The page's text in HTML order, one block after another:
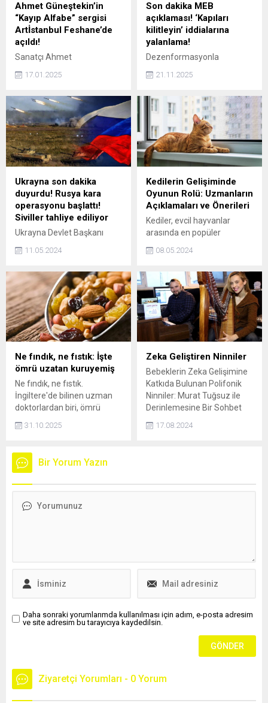
Ahmet Güneştekin’in
“Kayıp Alfabe” sergisi
Artİstanbul Feshane’de
açıldı!
Sanatçı Ahmet
beklenen en kapsamlı
Holding desteğiyle 16
Ocak’ta Artİstanbul
Feshane’de açıldı.
17.01.2025
Son dakika MEB
açıklaması! ‘Kapıları
kilitleyin’ iddialarına
yalanlama!
Dezenformasyonla
"Milli Eğitim Bakanlığının
Atatürk'ü anmayı
yasakladığı ve 'Kapıları
kilitleyin' talimatı verdiği"
iddiasının gerçeği
yansıtmadığını bildirdi.
21.11.2025
Ukrayna son dakika
duyurdu! Rusya kara
operasyonu başlattı!
Siviller tahliye ediliyor
Ukrayna Devlet Başkanı
ordusunun, Ukraynanın
dalgası başlattığını bildirdi.
11.05.2024
Kedilerin Gelişiminde
Oyunun Rolü: Uzmanların
Açıklamaları ve Önerileri
Kediler, evcil hayvanlar
arasında en popüler
sevimli dostlarımız olan
yapılarıyla dikkat çekerler.
Kedilerin sağlıklı bir yaşam
sürmeleri için dengeli bir
beslenme, düzenli veteriner
kontrolleri ve sevgi dolu bir
ortam sağlanması önemlidir.
Ancak, kedilerin fiziksel ve
zihinsel sağlığı için sıklıkla
ihmal edilen bir...
08.05.2024
Ne fındık, ne fıstık: İşte
ömrü uzatan kuruyemiş
Ne fındık, ne fıstık.
İngiltere'de bilinen uzman
doktorlardan biri, ömrü
Dr. Amir Khan, “küçük ama
olarak belirttiği kuruyemiş
vücut için en faydalı
31.10.2025
Zeka Geliştiren Ninniler
Bebeklerin Zeka Gelişimine
Katkıda Bulunan Polifonik
Ninniler: Murat Tuğsuz ile
Derinlemesine Bir Sohbet
17.08.2024
Bir Yorum Yazın
Daha sonraki yorumlarımda kullanılması için adım, e-posta adresim
ve site adresim bu tarayıcıya kaydedilsin.
Ziyaretçi Yorumları - 0 Yorum